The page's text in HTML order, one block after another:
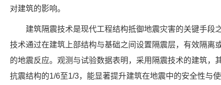
对建筑的影响。
建筑隔震技术是现代工程结构抵御地震灾害的关键手段
技术通过在建筑上部结构与基础之间设置隔震层，有效隔离
的地震反应。观测与试验数据表明，采用隔震技术的建筑，
抗震结构的1/6至1/3，能显著提升建筑在地震中的安全性与